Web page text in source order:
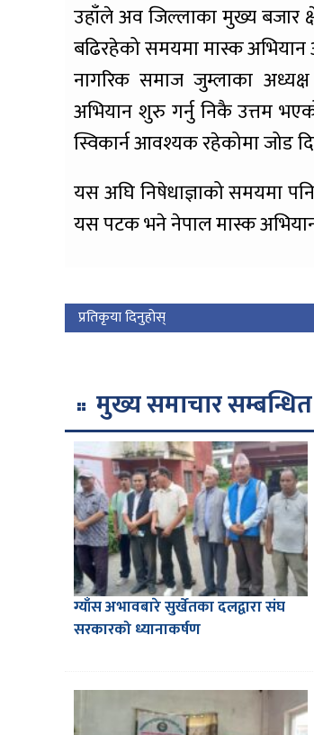
उहाँले अव जिल्लाका मुख्य बजार
बढिरहेको समयमा मास्क अभियान
नागरिक समाज जुम्लाका
अभियान शुरु गर्नु निकै उत्तम
स्विकार्न आवश्यक रहेकोमा जोड
यस अघि निषेधाज्ञाको समयमा
यस पटक भने नेपाल मास्क
प्रतिकृया दिनुहोस्
मुख्य समाचार सम्बन्धित
ग्याँस अभावबारे सुर्खेतका दलद्वारा संघ
सरकारको ध्यानाकर्षण